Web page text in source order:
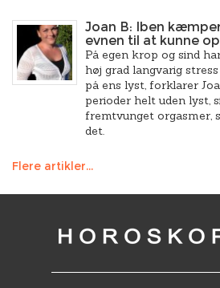
Joan B: Iben
evnen til at kunne
På egen krop og sind
høj grad langvarig
på ens lyst, forklarer
perioder helt uden lyst,
fremtvunget orgasmer,
det.
Flere artikler...